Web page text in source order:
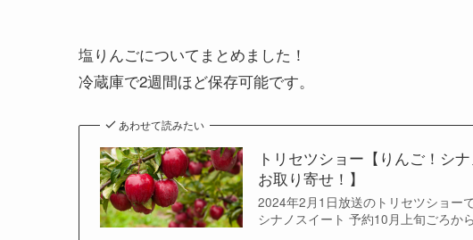
塩りんごについてまとめました！
冷蔵庫で2週間ほど保存可能です。
あわせて読みたい
トリセツショー【りんご！シ
お取り寄せ！】
2024年2月1日放送のトリセツショー
シナノスイート 予約10月上旬ごろか